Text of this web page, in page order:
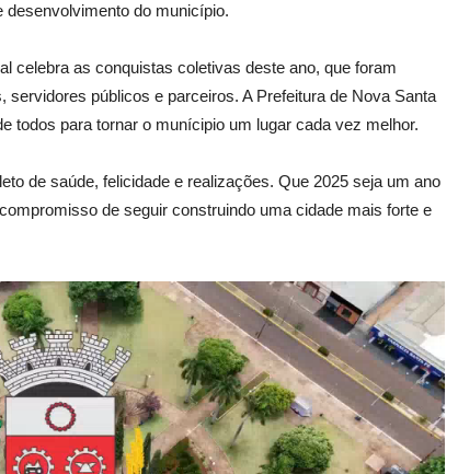
do município.
celebra as conquistas coletivas deste ano, que foram
servidores públicos e parceiros. A Prefeitura de Nova Santa
todos para tornar o munícipio um lugar cada vez melhor.
de saúde, felicidade e realizações. Que 2025 seja um ano
de seguir construindo uma cidade mais forte e